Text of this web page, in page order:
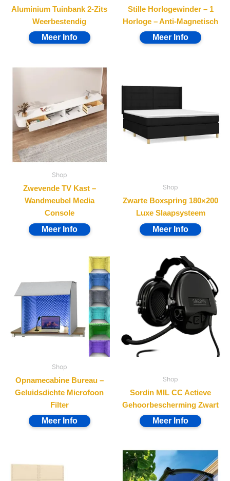
Aluminium Tuinbank 2-Zits
Weerbestendig
Stille Horlogewinder – 1
Horloge – Anti-Magnetisch
Shop
Zwevende TV Kast –
Wandmeubel Media
Console
Shop
Zwarte Boxspring 180×200
Luxe Slaapsysteem
Shop
Opnamecabine Bureau –
Geluidsdichte Microfoon
Filter
Shop
Sordin MIL CC Actieve
Gehoorbescherming Zwart